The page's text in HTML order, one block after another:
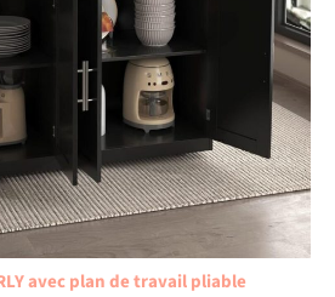
avec plan de travail pliable